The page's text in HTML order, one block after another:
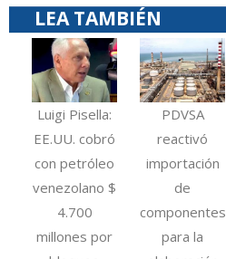
LEA TAMBIÉN
Luigi Pisella:
EE.UU. cobró
con petróleo
venezolano $
4.700
millones por
PDVSA
reactivó
importación
de
componentes
para la